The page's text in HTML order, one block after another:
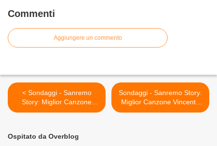
Commenti
Aggiungere un commento
< Sondaggi - Sanremo
Story: Miglior Canzone
Vincente
Sondaggi - Sanremo Story:
Miglior Canzone Vincente
Giovani >
Ospitato da Overblog